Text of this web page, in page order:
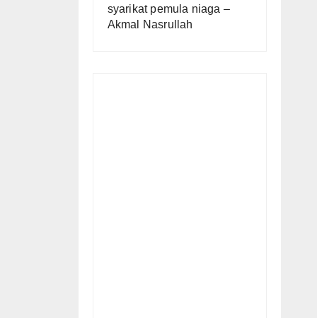
syarikat pemula niaga –
Akmal Nasrullah